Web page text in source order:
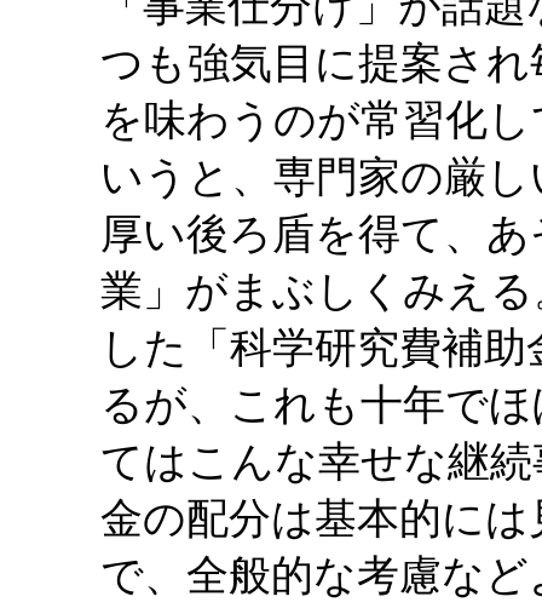
つも強気目に提案さ
を味わうのが常習化
いうと、専門家の厳
厚い後ろ盾を得て、
業」がまぶしくみえ
した「科学研究費補
るが、これも十年で
てはこんな幸せな継
金の配分は基本的に
で、全般的な考慮な